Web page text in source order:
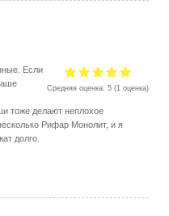
Средняя оценка:5 (1 оценка)
Если
тоже делают неплохое
Рифар Монолит, и я
долго.